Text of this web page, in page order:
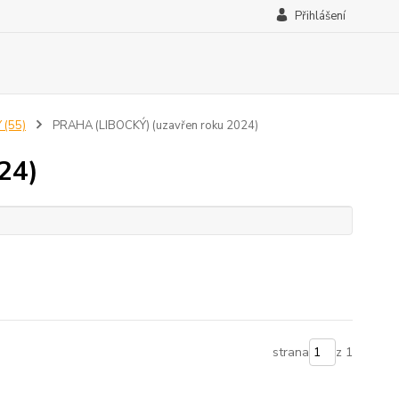
Přihlášení
(55) PRAHA (LIBOCKÝ) (uzavřen roku 2024)
strana z 1